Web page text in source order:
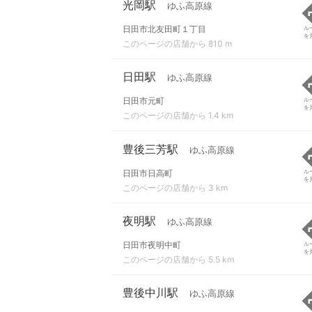
光岡駅 ゆふ高原線
日田市北友田町１丁目
このページの店舗から 810 m
ル
を
日田駅 ゆふ高原線
日田市元町
このページの店舗から 1.4 km
ル
を
豊後三芳駅 ゆふ高原線
日田市日高町
このページの店舗から 3 km
ル
を
夜明駅 ゆふ高原線
日田市夜明中町
このページの店舗から 5.5 km
ル
を
豊後中川駅 ゆふ高原線